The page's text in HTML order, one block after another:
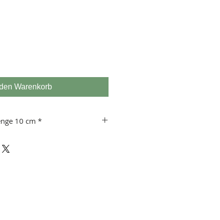
Warenkorb
10 cm *